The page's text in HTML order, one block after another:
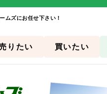
ムズにお任せ下さい！
りたい 買いたい